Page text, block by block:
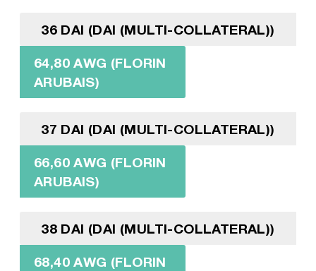
36 DAI (DAI (MULTI-COLLATERAL))
64,80 AWG (FLORIN
ARUBAIS)
37 DAI (DAI (MULTI-COLLATERAL))
66,60 AWG (FLORIN
ARUBAIS)
38 DAI (DAI (MULTI-COLLATERAL))
68,40 AWG (FLORIN